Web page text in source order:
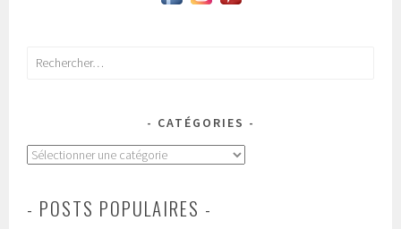
Rechercher :
CATÉGORIES
Catégories
- POSTS POPULAIRES -